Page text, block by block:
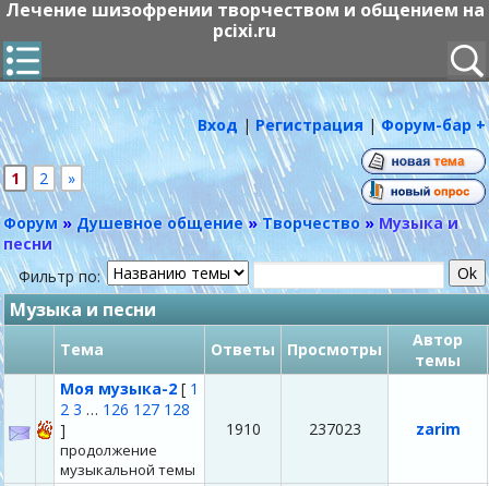
Лечение шизофрении творчеством и общением на
pcixi.ru
Вход | Регистрация |Форум-бар +
1 2 »
Форум » Душевное общение » Творчество » Музыка и
песни
Фильтр по:
Музыка и песни
Тема Ответы Просмотры
Автор
темы
Моя музыка-2 [ 1
2 3 … 126 127 128
]
продолжение
музыкальной темы
1910 237023 zarim